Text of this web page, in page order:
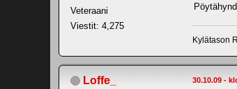
Veteraani
Viestit: 4,275
Kylätason
Loffe_ 30.10.09 -